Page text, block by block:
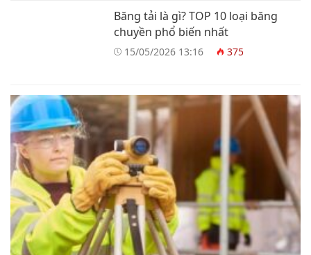
Băng tải là gì? TOP 10 loại băng
chuyền phổ biến nhất
15/05/2026 13:16 375